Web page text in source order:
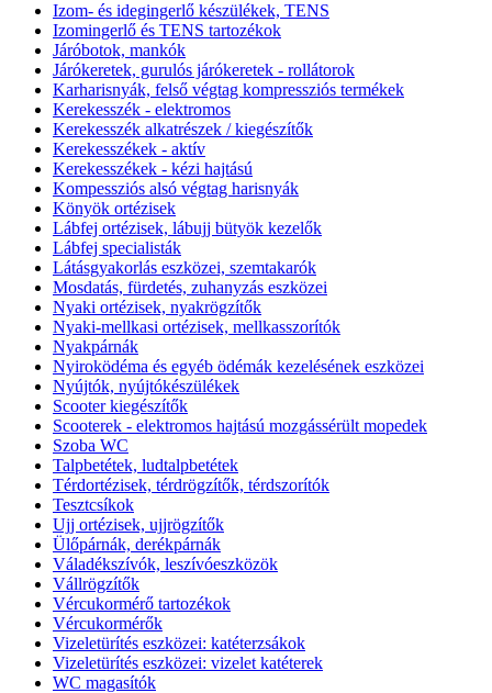
Izom- és idegingerlő készülékek, TENS
Izomingerlő és TENS tartozékok
Járóbotok, mankók
Járókeretek, gurulós járókeretek - rollátorok
Karharisnyák, felső végtag kompressziós termékek
Kerekesszék - elektromos
Kerekesszék alkatrészek / kiegészítők
Kerekesszékek - aktív
Kerekesszékek - kézi hajtású
Kompessziós alsó végtag harisnyák
Könyök ortézisek
Lábfej ortézisek, lábujj bütyök kezelők
Lábfej specialisták
Látásgyakorlás eszközei, szemtakarók
Mosdatás, fürdetés, zuhanyzás eszközei
Nyaki ortézisek, nyakrögzítők
Nyaki-mellkasi ortézisek, mellkasszorítók
Nyakpárnák
Nyiroködéma és egyéb ödémák kezelésének eszközei
Nyújtók, nyújtókészülékek
Scooter kiegészítők
Scooterek - elektromos hajtású mozgássérült mopedek
Szoba WC
Talpbetétek, ludtalpbetétek
Térdortézisek, térdrögzítők, térdszorítók
Tesztcsíkok
Ujj ortézisek, ujjrögzítők
Ülőpárnák, derékpárnák
Váladékszívók, leszívóeszközök
Vállrögzítők
Vércukormérő tartozékok
Vércukormérők
Vizeletürítés eszközei: katéterzsákok
Vizeletürítés eszközei: vizelet katéterek
WC magasítók